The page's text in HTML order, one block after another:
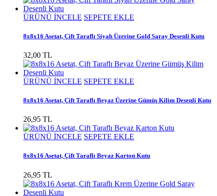
ÜRÜNÜ İNCELE SEPETE EKLE
8x8x16 Asetat, Çift Taraflı Siyah Üzerine Gold Saray Desenli Kutu
32,00 TL
ÜRÜNÜ İNCELE SEPETE EKLE
8x8x16 Asetat, Çift Taraflı Beyaz Üzerine Gümüş Kilim Desenli Kutu
26,95 TL
ÜRÜNÜ İNCELE SEPETE EKLE
8x8x16 Asetat, Çift Taraflı Beyaz Karton Kutu
26,95 TL